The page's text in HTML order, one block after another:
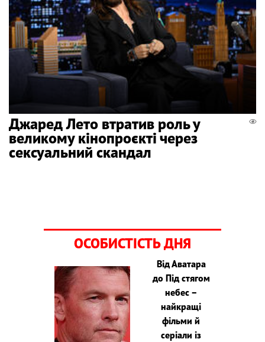
Джаред Лето втратив роль у
великому кінопроєкті через
сексуальний скандал
ОСОБИСТІСТЬ ДНЯ
Від Аватара
до Під стягом
небес –
найкращі
фільми й
серіали із